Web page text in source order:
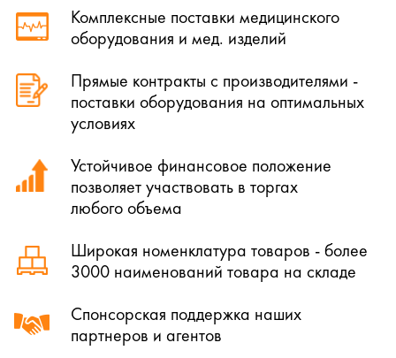
Комплексные поставки медицинского
оборудования и мед. изделий
Прямые контракты с производителями -
поставки оборудования на оптимальных
условиях
Устойчивое финансовое положение
позволяет участвовать в торгах
любого объема
Широкая номенклатура товаров - более
3000 наименований товара на складе
Спонсорская поддержка наших
партнеров и агентов